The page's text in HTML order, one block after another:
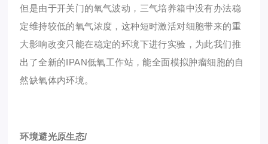
但是由于开关门的氧气波动，三气培养箱中没有办法稳
定维持较低的氧气浓度，这种短时激活对细胞带来的重
大影响改变只能在稳定的环境下进行实验，为此我们推
出了全新的IPAN低氧工作站，能全面模拟肿瘤细胞的自
然缺氧体内环境。
环境避光原生态/